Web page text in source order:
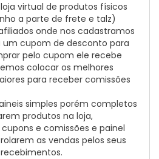
virtual de produtos físicos
a parte de frete e talz)
onde nos cadastramos
um cupom de desconto para
pelo cupom ele recebe
colocar os melhores
para receber comissões
simples porém completos
produtos na loja,
e comissões e painel
as vendas pelos seus